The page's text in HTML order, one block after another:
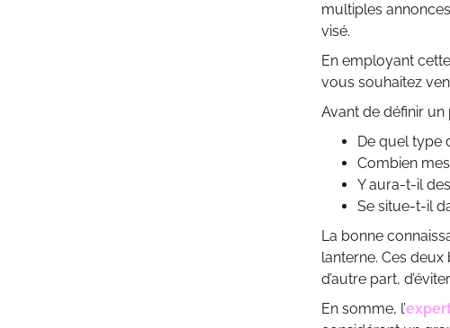
multiples
visé.
En employant
vous souhaitez
Avant de définir
De quel type
Combien
Y aura-t-il
Se situe-t-il
La bonne
lanterne. Ces
d’autre part,
En somme, l’